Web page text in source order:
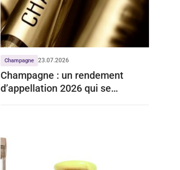
Champagne 23.07.2026
Champagne : un rendement
d’appellation 2026 qui se